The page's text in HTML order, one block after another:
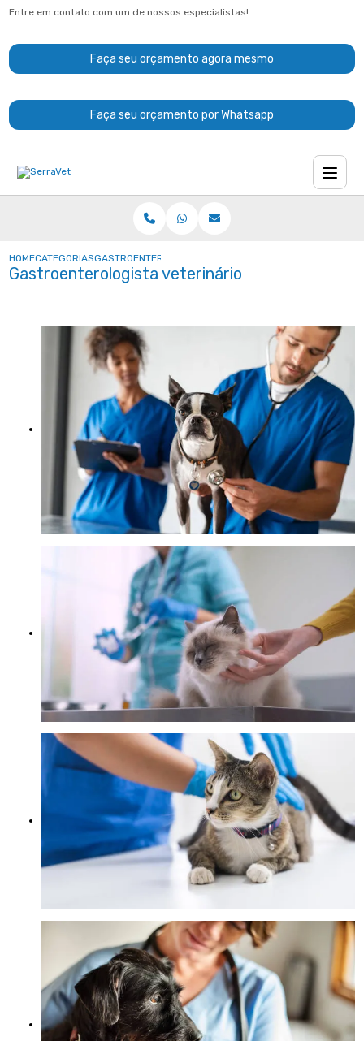
Entre em contato com um de nossos especialistas!
Faça seu orçamento agora mesmo
Faça seu orçamento por Whatsapp
HOMECATEGORIASGASTROENTEROLOGISTA VETERINÁRIO
Gastroenterologista veterinário